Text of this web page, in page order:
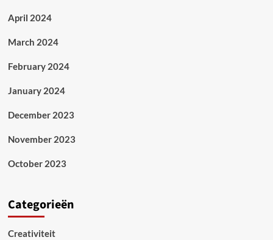
April 2024
March 2024
February 2024
January 2024
December 2023
November 2023
October 2023
Categorieën
Creativiteit